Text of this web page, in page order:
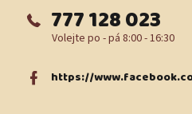
777 128 023
https://